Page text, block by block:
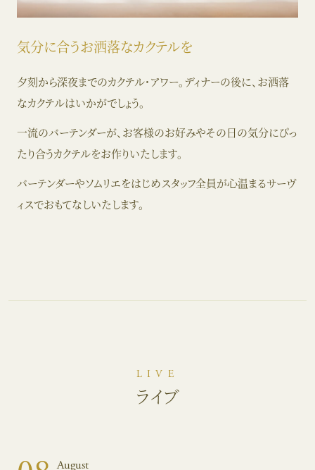
気分に合うお洒落なカクテルを
夕刻から深夜までのカクテル・アワー。ディナーの後に、お洒落
なカクテルはいかがでしょう。
一流のバーテンダーが、お客様のお好みやその日の気分にぴっ
たり合うカクテルをお作りいたします。
バーテンダーやソムリエをはじめスタッフ全員が心温まるサーヴ
ィスでおもてなしいたします。
LIVE
ライブ
August